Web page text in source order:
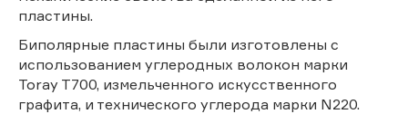
пластины.
Биполярные пластины были изготовлены с
использованием углеродных волокон марки
Toray T700, измельченного искусственного
графита, и технического углерода марки N220.